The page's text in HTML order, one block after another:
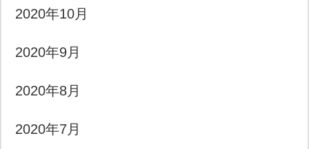
2020年10月
2020年9月
2020年8月
2020年7月